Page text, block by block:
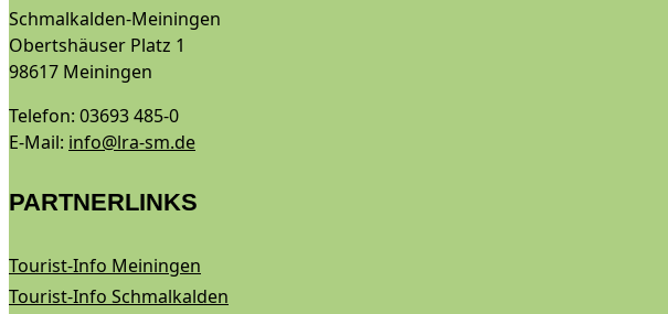
Schmalkalden-Meiningen
Obertshäuser Platz 1
98617 Meiningen
Telefon: 03693 485-0
E-Mail: info@lra-sm.de
PARTNERLINKS
Tourist-Info Meiningen
Tourist-Info Schmalkalden